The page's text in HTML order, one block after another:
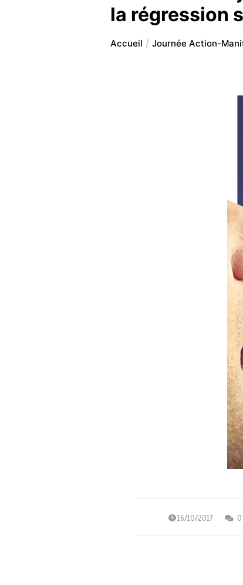
la régression
Accueil Journée Action-
16/10/2017 0